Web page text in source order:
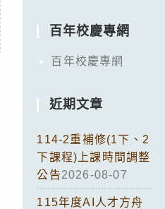
百年校慶專網
百年校慶專網
近期文章
114-2重補修(1下、2
下課程)上課時間調整
公告2026-08-07
115年度AI人才方舟